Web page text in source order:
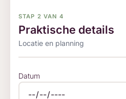
STAP 2 VAN 4
Praktische details
Locatie en planning
Datum